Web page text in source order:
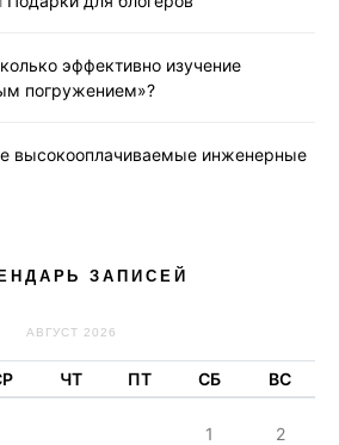
эффективно изучение
погружением»?
высокооплачиваемые инженерные
ЗАПИСЕЙ
АВГУСТ 2026
ЧТ ПТ СБ ВС
1 2